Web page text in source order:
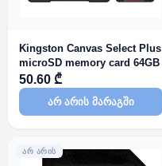
Kingston Canvas Select Plus
microSD memory card 64GB
50.60 ₾
არ არის მარაგში
ᲐᲠ ᲐᲠᲘᲡ